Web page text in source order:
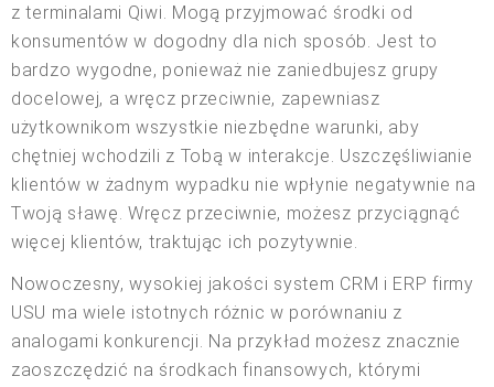
z terminalami Qiwi. Mogą przyjmować środki od
konsumentów w dogodny dla nich sposób. Jest to
bardzo wygodne, ponieważ nie zaniedbujesz grupy
docelowej, a wręcz przeciwnie, zapewniasz
użytkownikom wszystkie niezbędne warunki, aby
chętniej wchodzili z Tobą w interakcje. Uszczęśliwianie
klientów w żadnym wypadku nie wpłynie negatywnie na
Twoją sławę. Wręcz przeciwnie, możesz przyciągnąć
więcej klientów, traktując ich pozytywnie.
Nowoczesny, wysokiej jakości system CRM i ERP firmy
USU ma wiele istotnych różnic w porównaniu z
analogami konkurencji. Na przykład możesz znacznie
zaoszczędzić na środkach finansowych, którymi